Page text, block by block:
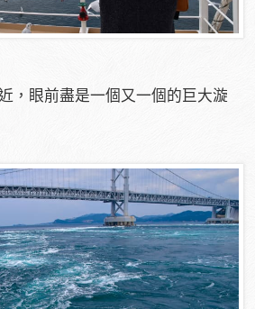
，眼前盡是一個又一個的巨大漩